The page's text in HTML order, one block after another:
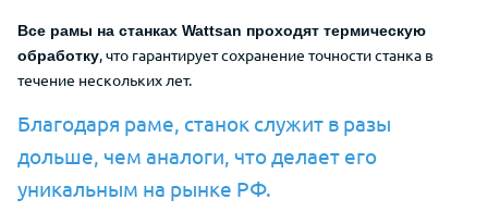
Все рамы на станках Wattsan проходят термическую
обработку, что гарантирует сохранение точности станка в
течение нескольких лет.
Благодаря раме, станок служит в разы
дольше, чем аналоги, что делает его
уникальным на рынке РФ.